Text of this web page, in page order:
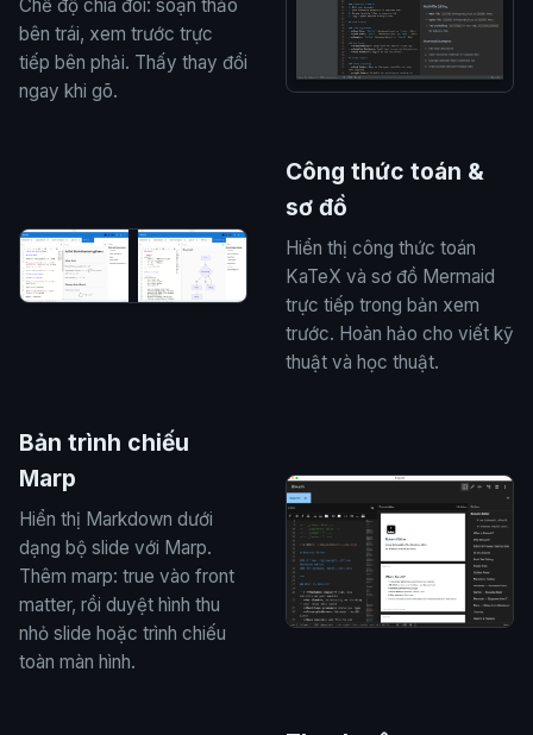
Chế độ chia đôi: soạn thảo
bên trái, xem trước trực
tiếp bên phải. Thấy thay đổi
ngay khi gõ.
Công thức toán &
sơ đồ
Hiển thị công thức toán
KaTeX và sơ đồ Mermaid
trực tiếp trong bản xem
trước. Hoàn hảo cho viết kỹ
thuật và học thuật.
Bản trình chiếu
Marp
Hiển thị Markdown dưới
dạng bộ slide với Marp.
Thêm marp: true vào front
matter, rồi duyệt hình thu
nhỏ slide hoặc trình chiếu
toàn màn hình.